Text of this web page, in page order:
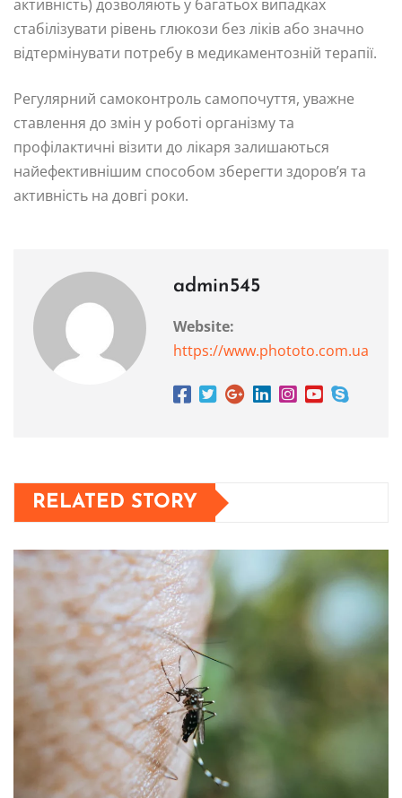
активність) дозволяють у багатьох випадках
стабілізувати рівень глюкози без ліків або значно
відтермінувати потребу в медикаментозній терапії.
Регулярний самоконтроль самопочуття, уважне
ставлення до змін у роботі організму та
профілактичні візити до лікаря залишаються
найефективнішим способом зберегти здоров’я та
активність на довгі роки.
admin545
Website:
https://www.phototo.com.ua
RELATED STORY